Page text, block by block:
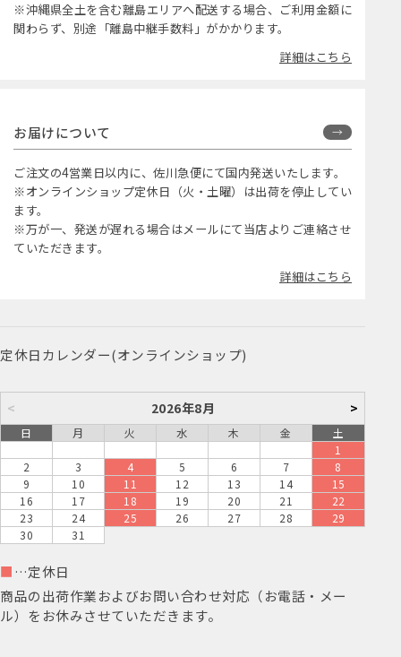
※沖縄県全土を含む離島エリアへ配送する場合、ご利用金額に
関わらず、別途「離島中継手数料」がかかります。
詳細はこちら
お届けについて
ご注文の4営業日以内に、佐川急便にて国内発送いたします。
※オンラインショップ定休日（火・土曜）は出荷を停止してい
ます。
※万が一、発送が遅れる場合はメールにて当店よりご連絡させ
ていただきます。
詳細はこちら
定休日カレンダー(オンラインショップ)
< 2026年8月 >
日 月 火 水 木 金
土
1
2
3 4 5 6 7
8
9
10 11 12 13 14
15
16
17 18 19 20 21
22
23
24 25 26 27 28
29
30
31
■ …定休日
商品の出荷作業およびお問い合わせ対応（お電話・メー
ル）をお休みさせていただきます。